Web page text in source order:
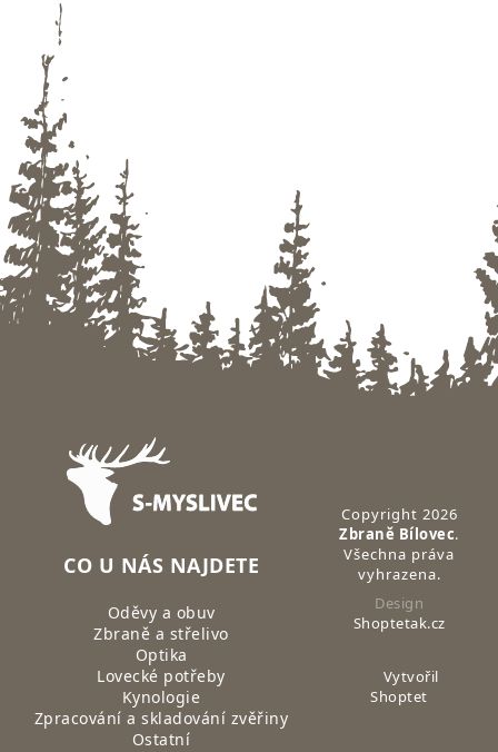
Zápatí
CO U NÁS NAJDETE
Oděvy a obuv
Zbraně a střelivo
Optika
Lovecké potřeby
Kynologie
Zpracování a skladování zvěřiny
Ostatní
Copyright 2026
Zbraně Bílovec.
Všechna práva
vyhrazena.
Design
Shoptetak.cz
Vytvořil
Shoptet